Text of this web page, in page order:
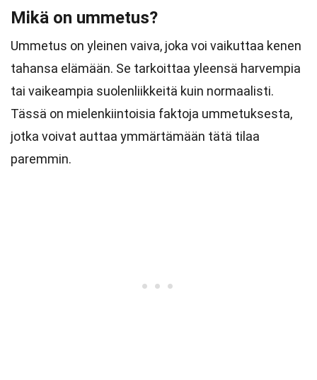
Mikä on ummetus?
Ummetus on yleinen vaiva, joka voi vaikuttaa kenen
tahansa elämään. Se tarkoittaa yleensä harvempia
tai vaikeampia suolenliikkeitä kuin normaalisti.
Tässä on mielenkiintoisia faktoja ummetuksesta,
jotka voivat auttaa ymmärtämään tätä tilaa
paremmin.